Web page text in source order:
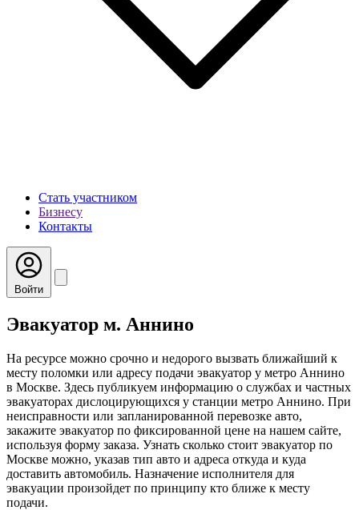
Стать участником
Бизнесу
Контакты
Войти
Эвакуатор м. Аннино
На ресурсе можно срочно и недорого вызвать ближайший к
месту поломки или адресу подачи эвакуатор у метро Аннино
в Москве. Здесь публикуем информацию о службах и частных
эвакуаторах дислоцирующихся у станции метро Аннино. При
неисправности или запланированной перевозке авто,
закажите эвакуатор по фиксированной цене на нашем сайте,
используя форму заказа. Узнать сколько стоит эвакуатор по
Москве можно, указав тип авто и адреса откуда и куда
доставить автомобиль. Назначение исполнителя для
эвакуации произойдет по принципу кто ближе к месту
подачи.